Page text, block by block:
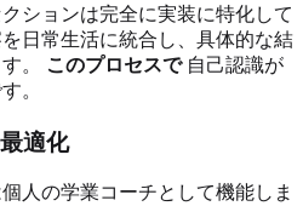
ションは完全に実装に特化して
日常生活に統合し、具体的な結
。
このプロセスで自己認識が
。
適化
人の学業コーチとして機能しま